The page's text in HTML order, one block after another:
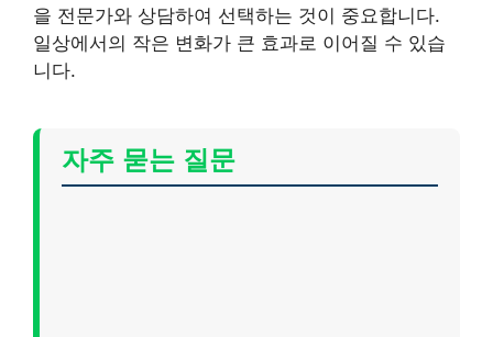
을 전문가와 상담하여 선택하는 것이 중요합니다.
일상에서의 작은 변화가 큰 효과로 이어질 수 있습
니다.
자주 묻는 질문